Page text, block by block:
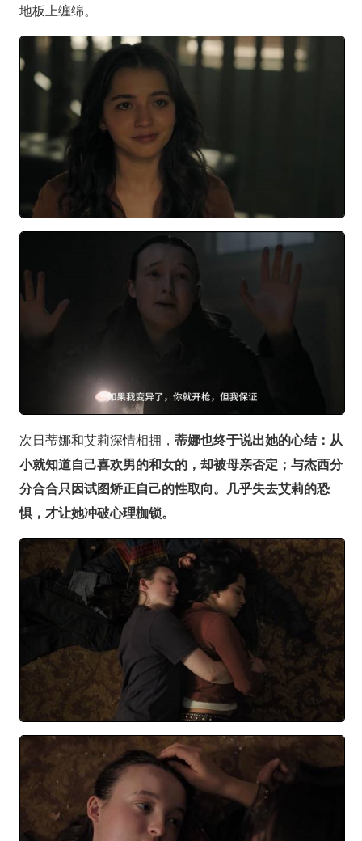
地板上缠绵。
次日蒂娜和艾莉深情相拥， 蒂娜也终于说出她的心结：从
小就知道自己喜欢男的和女的，却被母亲否定；与杰西分
分合合只因试图矫正自己的性取向。几乎失去艾莉的恐
惧，才让她冲破心理枷锁。